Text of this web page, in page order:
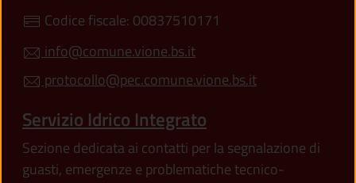
Codice fiscale: 00837510171
info@comune.vione.bs.it
protocollo@pec.comune.vione.bs.it
Servizio Idrico Integrato
Sezione dedicata ai contatti per la segnalazione di
guasti, emergenze e problematiche tecnico-